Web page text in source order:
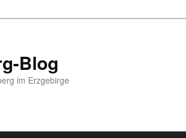
Blog
im Erzgebirge